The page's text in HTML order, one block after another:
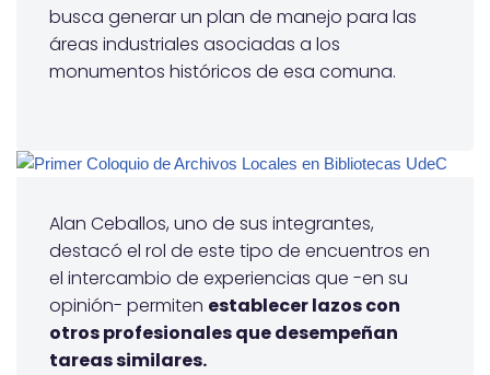
busca generar un plan de manejo para las
áreas industriales asociadas a los
monumentos históricos de esa comuna.
Alan Ceballos, uno de sus integrantes,
destacó el rol de este tipo de encuentros en
el intercambio de experiencias que -en su
opinión- permiten establecer lazos con
otros profesionales que desempeñan
tareas similares.